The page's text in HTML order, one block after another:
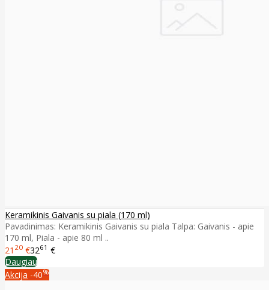
Keramikinis Gaivanis su piala (170 ml)
Pavadinimas: Keramikinis Gaivanis su piala Talpa: Gaivanis - apie
170 ml, Piala - apie 80 ml ..
21 20 €3261 €
Daugiau
Akcija -40%